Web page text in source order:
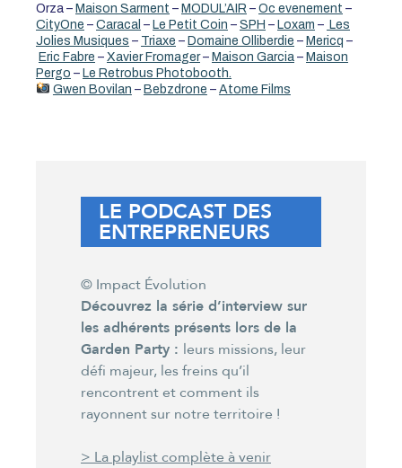
Orza – Maison Sarment – MODUL’AIR – Oc evenement –
CityOne – Caracal – Le Petit Coin – SPH – Loxam – Les
Jolies Musiques – Triaxe – Domaine Olliberdie – Mericq –
Eric Fabre – Xavier Fromager– Maison Garcia – Maison
Pergo – Le Retrobus Photobooth.
Gwen Bovilan – Bebzdrone – Atome Films
LE PODCAST DES
ENTREPRENEURS
© Impact Évolution
Découvrez la série d’interview sur
les adhérents présents lors de la
Garden Party : leurs missions, leur
défi majeur, les freins qu’il
rencontrent et comment ils
rayonnent sur notre territoire !
> La playlist complète à venir